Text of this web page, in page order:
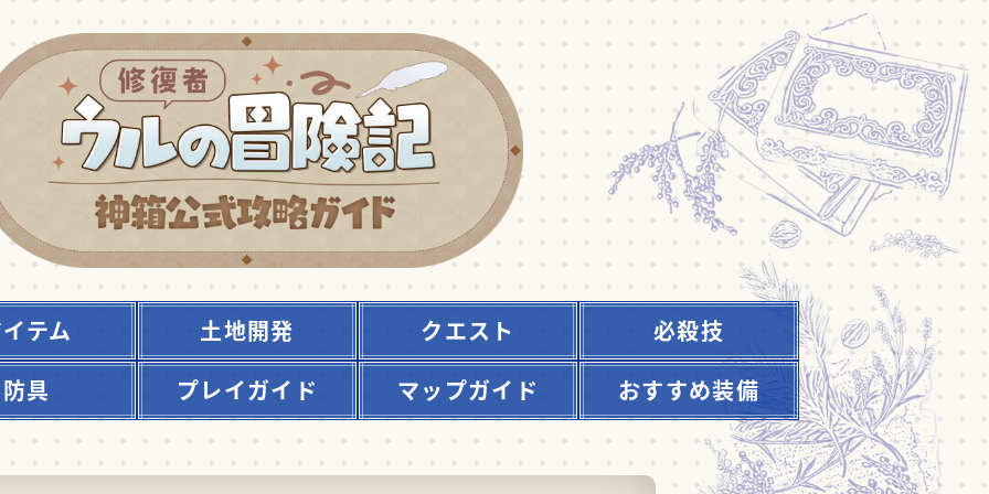
テム 土地開発 クエスト
必殺技
防具
プレイガイド マップガイド おすすめ装備